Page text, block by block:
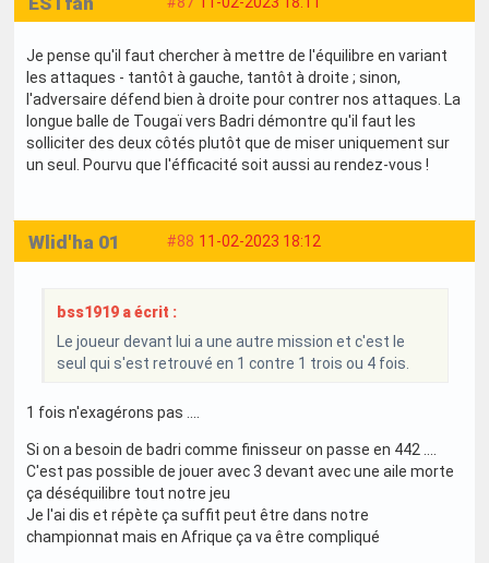
Je pense qu'il faut chercher à mettre de l'équilibre en variant
les attaques - tantôt à gauche, tantôt à droite ; sinon,
l'adversaire défend bien à droite pour contrer nos attaques. La
longue balle de Tougaï vers Badri démontre qu'il faut les
solliciter des deux côtés plutôt que de miser uniquement sur
un seul. Pourvu que l'éfficacité soit aussi au rendez-vous !
#88 11-02-2023 18:12
Wlid'ha 01
bss1919 a écrit :
Le joueur devant lui a une autre mission et c'est le
seul qui s'est retrouvé en 1 contre 1 trois ou 4 fois.
1 fois n'exagérons pas ....
Si on a besoin de badri comme finisseur on passe en 442 ....
C'est pas possible de jouer avec 3 devant avec une aile morte
ça déséquilibre tout notre jeu
Je l'ai dis et répète ça suffit peut être dans notre
championnat mais en Afrique ça va être compliqué